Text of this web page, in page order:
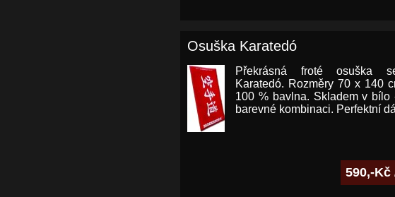
Osuška Karatedó
Překrásná froté osuška
Karatedó. Rozměry 70 x 140
100 % bavlna. Skladem v bílo
barevné kombinaci. Perfektní
590,-Kč